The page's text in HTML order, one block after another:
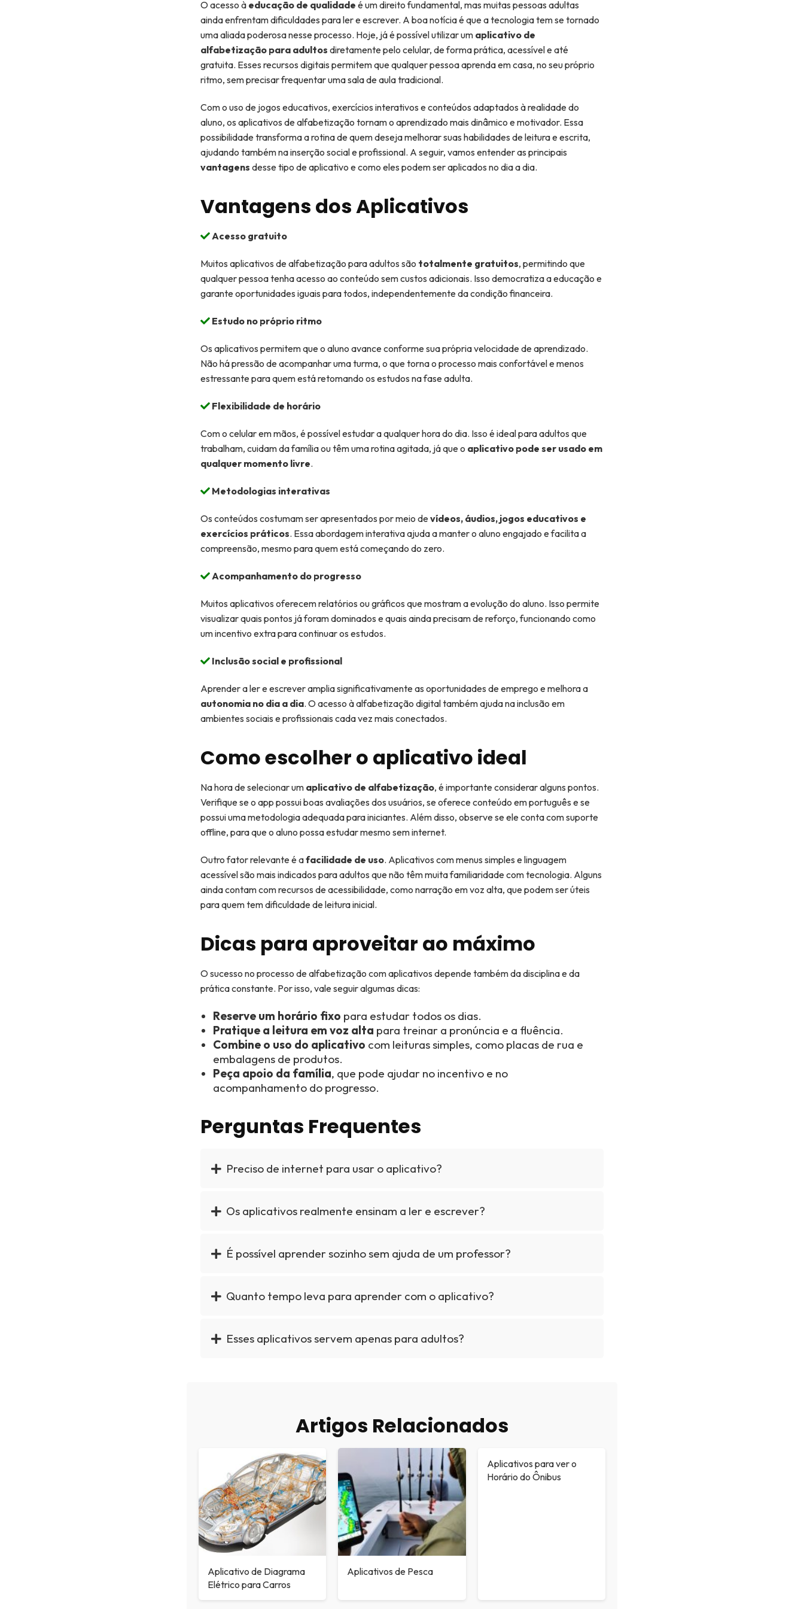
O acesso à educação de qualidade é um direito fundamental, mas muitas pessoas adultas
ainda enfrentam dificuldades para ler e escrever. A boa notícia é que a tecnologia tem se tornado
uma aliada poderosa nesse processo. Hoje, já é possível utilizar um aplicativo de
alfabetização para adultos diretamente pelo celular, de forma prática, acessível e até
gratuita. Esses recursos digitais permitem que qualquer pessoa aprenda em casa, no seu próprio
ritmo, sem precisar frequentar uma sala de aula tradicional.
Com o uso de jogos educativos, exercícios interativos e conteúdos adaptados à realidade do
aluno, os aplicativos de alfabetização tornam o aprendizado mais dinâmico e motivador. Essa
possibilidade transforma a rotina de quem deseja melhorar suas habilidades de leitura e escrita,
ajudando também na inserção social e profissional. A seguir, vamos entender as principais
vantagens desse tipo de aplicativo e como eles podem ser aplicados no dia a dia.
Vantagens dos Aplicativos
Acesso gratuito
Muitos aplicativos de alfabetização para adultos são totalmente gratuitos, permitindo que
qualquer pessoa tenha acesso ao conteúdo sem custos adicionais. Isso democratiza a educação e
garante oportunidades iguais para todos, independentemente da condição financeira.
Estudo no próprio ritmo
Os aplicativos permitem que o aluno avance conforme sua própria velocidade de aprendizado.
Não há pressão de acompanhar uma turma, o que torna o processo mais confortável e menos
estressante para quem está retomando os estudos na fase adulta.
Flexibilidade de horário
Com o celular em mãos, é possível estudar a qualquer hora do dia. Isso é ideal para adultos que
trabalham, cuidam da família ou têm uma rotina agitada, já que o aplicativo pode ser usado em
qualquer momento livre.
Metodologias interativas
Os conteúdos costumam ser apresentados por meio devídeos, áudios, jogos educativos e
exercícios práticos. Essa abordagem interativa ajuda a manter o aluno engajado e facilita a
compreensão, mesmo para quem está começando do zero.
Acompanhamento do progresso
Muitos aplicativos oferecem relatórios ou gráficos que mostram a evolução do aluno. Isso permite
visualizar quais pontos já foram dominados e quais ainda precisam de reforço, funcionando como
um incentivo extra para continuar os estudos.
Inclusão social e profissional
Aprender a ler e escrever amplia significativamente as oportunidades de emprego e melhora a
autonomia no dia a dia. O acesso à alfabetização digital também ajuda na inclusão em
ambientes sociais e profissionais cada vez mais conectados.
Como escolher o aplicativo ideal
Na hora de selecionar um aplicativo de alfabetização, é importante considerar alguns pontos.
Verifique se o app possui boas avaliações dos usuários, se oferece conteúdo em português e se
possui uma metodologia adequada para iniciantes. Além disso, observe se ele conta com suporte
offline, para que o aluno possa estudar mesmo sem internet.
Outro fator relevante é afacilidade de uso. Aplicativos com menus simples e linguagem
acessível são mais indicados para adultos que não têm muita familiaridade com tecnologia. Alguns
ainda contam com recursos de acessibilidade, como narração em voz alta, que podem ser úteis
para quem tem dificuldade de leitura inicial.
Dicas para aproveitar ao máximo
O sucesso no processo de alfabetização com aplicativos depende também da disciplina e da
prática constante. Por isso, vale seguir algumas dicas:
Reserve um horário fixo para estudar todos os dias.
Pratique a leitura em voz alta para treinar a pronúncia e a fluência.
Combine o uso do aplicativo com leituras simples, como placas de rua e
embalagens de produtos.
Peça apoio da família, que pode ajudar no incentivo e no
acompanhamento do progresso.
Perguntas Frequentes
Preciso de internet para usar o aplicativo?
Os aplicativos realmente ensinam a ler e escrever?
É possível aprender sozinho sem ajuda de um professor?
Quanto tempo leva para aprender com o aplicativo?
Esses aplicativos servem apenas para adultos?
Artigos Relacionados
Aplicativo de Diagrama
Elétrico para Carros
Aplicativos de Pesca
Aplicativos para ver o
Horário do Ônibus